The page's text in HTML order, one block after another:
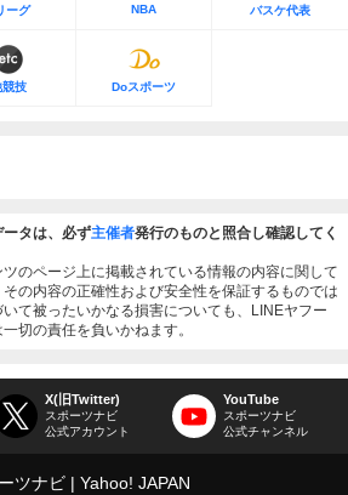
ーグ NBA バスケ代表
競技 Doスポーツ
タは、必ず主催者発行のものと照合し確認してく
のページ上に掲載されている情報の内容に関して
の内容の正確性および安全性を保証するものでは
て被ったいかなる損害についても、LINEヤフー
切の責任を負いかねます。
X(旧Twitter)
スポーツナビ
公式アカウント
YouTube
スポーツナビ
公式チャンネル
ツナビ Yahoo! JAPAN